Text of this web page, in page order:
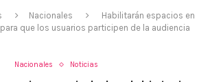
Nacionales
Habilitarán espacios en
que los usuarios participen de la audiencia
Nacionales Noticias